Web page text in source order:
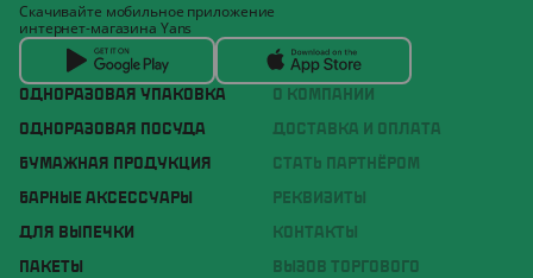
ОДНОРАЗОВАЯ УПАКОВКА
ОДНОРАЗОВАЯ ПОСУДА
БУМАЖНАЯ ПРОДУКЦИЯ
БАРНЫЕ АКСЕССУАРЫ
ДЛЯ ВЫПЕЧКИ
ПАКЕТЫ
О КОМПАНИИ
ДОСТАВКА И ОПЛАТА
СТАТЬ ПАРТНЁРОМ
РЕКВИЗИТЫ
КОНТАКТЫ
ВЫЗОВ ТОРГОВОГО
Скачивайте мобильное приложение
интернет-магазина Yans